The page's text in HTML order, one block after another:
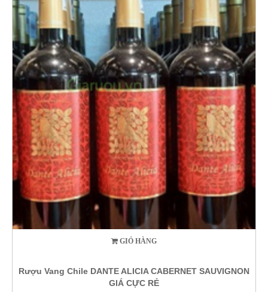
GIỎ HÀNG
Rượu Vang Chile DANTE ALICIA CABERNET SAUVIGNON
GIÁ CỰC RẺ